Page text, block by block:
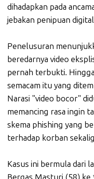
dihadapkan pada
jebakan penipuan
Penelusuran
beredarnya video
pernah terbukti.
semacam itu yang
Narasi "video bocor"
memancing rasa ingin
skema phishing yang
terhadap korban
Kasus ini bermula dari
Bergas Masturi (58)